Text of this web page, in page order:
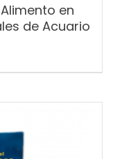
en
de Acuario